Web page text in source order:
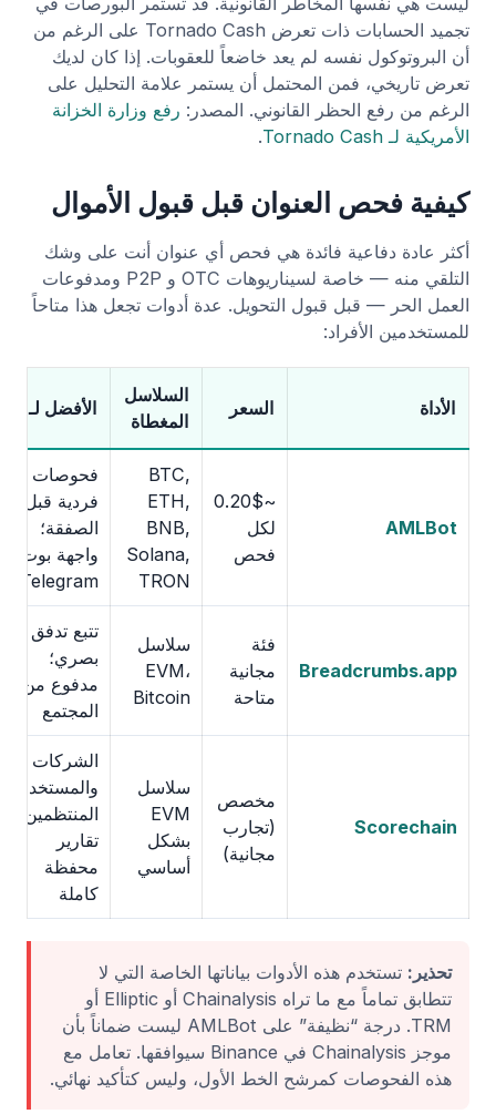
تجميد الحسابات ذات تعرض Tornado Cash على الرغم من
أن البروتوكول نفسه لم يعد خاضعاً للعقوبات. إذا كان لديك
تعرض تاريخي، فمن المحتمل أن يستمر علامة التحليل على
الرغم من رفع الحظر القانوني. المصدر: رفع وزارة الخزانة
الأمريكية لـ Tornado Cash
.
كيفية فحص العنوان قبل قبول الأموال
أكثر عادة دفاعية فائدة هي فحص أي عنوان أنت على وشك
التلقي منه — خاصة لسيناريوهات OTC و P2P ومدفوعات
العمل الحر — قبل قبول التحويل. عدة أدوات تجعل هذا متاحاً
للمستخدمين الأفراد:
الأداة السعر
السلاسل
المغطاة
الأفضل لـ
AMLBot
~0.20$
لكل
فحص
BTC,
ETH,
BNB,
Solana,
TRON
فحوصات
فردية قبل
الصفقة؛
واجهة بوت
Telegram
Breadcrumbs.app
فئة
مجانية
متاحة
سلاسل
EVM،
Bitcoin
تتبع تدفق
بصري؛
مدفوع من
المجتمع
Scorechain
مخصص
(تجارب
مجانية)
سلاسل
EVM
بشكل
أساسي
الشركات
والمستخدمين
المنتظمين؛
تقارير
محفظة
كاملة
تحذير: تستخدم هذه الأدوات بياناتها الخاصة التي لا
تتطابق تماماً مع ما تراه Chainalysis أو Elliptic أو
TRM. درجة “نظيفة” على AMLBot ليست ضماناً بأن
موجز Chainalysis في Binance سيوافقها. تعامل مع
هذه الفحوصات كمرشح الخط الأول، وليس كتأكيد نهائي.